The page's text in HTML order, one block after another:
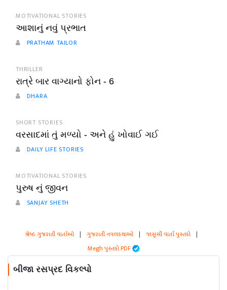
MOTIVATIONAL STORIES
આશાનું નવું પ્રભાત
PRATHAM TAILOR
THRILLER
રાત્રે બાર વાગ્યાનો ફોન - 6
DHARA
SHORT STORIES
વરસાદમાં તું મળ્યો - અને હું ખોવાઈ ગઈ
DAILY LIFE STORIES
MOTIVATIONAL STORIES
પુરુષ નું જીવન
SANJAY SHETH
શ્રેષ્ઠ ગુજરાતી વાર્તાઓ | ગુજરાતી નવલકથાઓ | જાસૂસી વાર્તા પુસ્તકો |
Megh પુસ્તકો PDF
બીજા રસપ્રદ વિકલ્પો